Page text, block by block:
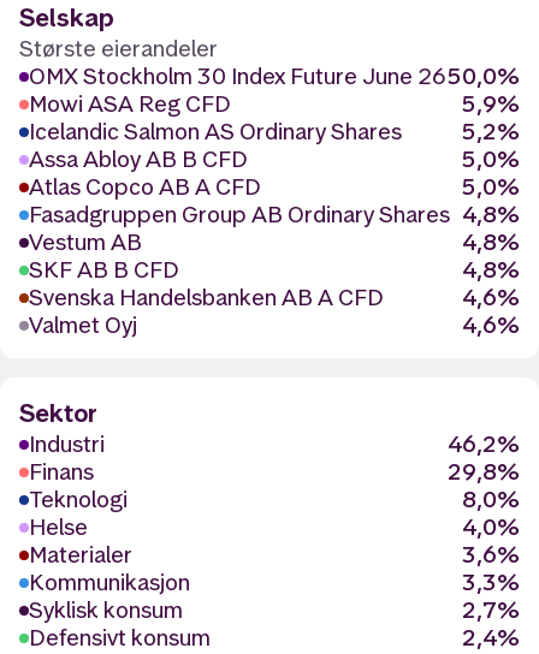
Selskap
Største eierandeler
OMX Stockholm 30 Index Future June 2650,0%
Mowi ASA Reg CFD
5,9%
Icelandic Salmon AS Ordinary Shares
5,2%
Assa Abloy AB B CFD
5,0%
Atlas Copco AB A CFD
5,0%
Fasadgruppen Group AB Ordinary Shares 4,8%
Vestum AB
4,8%
SKF AB B CFD
4,8%
Svenska Handelsbanken AB A CFD
4,6%
Valmet Oyj
4,6%
Sektor
Industri
46,2%
Finans
29,8%
Teknologi
8,0%
Helse
4,0%
Materialer
3,6%
Kommunikasjon
3,3%
Syklisk konsum
2,7%
Defensivt konsum
2,4%